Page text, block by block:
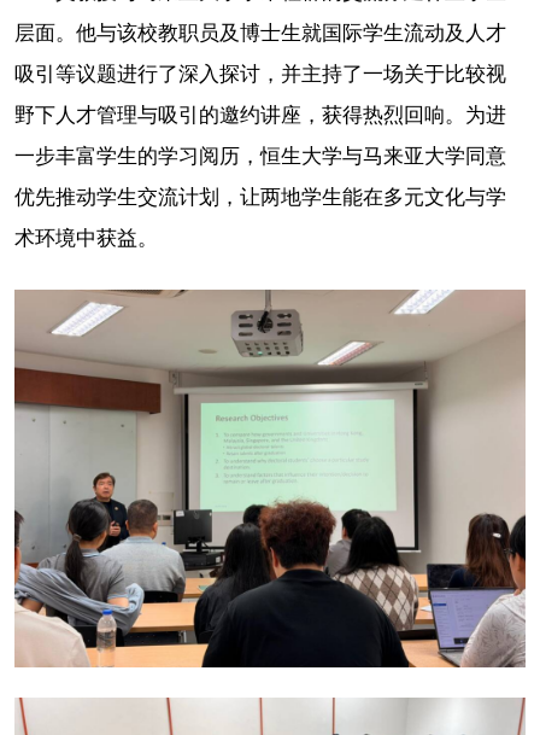
层面。他与该校教职员及博士生就国际学生流动及人才
吸引等议题进行了深入探讨，并主持了一场关于比较视
野下人才管理与吸引的邀约讲座，获得热烈回响。为进
一步丰富学生的学习阅历，恒生大学与马来亚大学同意
优先推动学生交流计划，让两地学生能在多元文化与学
术环境中获益。